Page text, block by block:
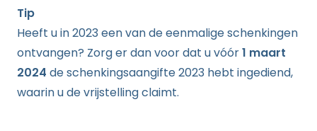
Tip
Heeft u in 2023 een van de eenmalige schenkingen
ontvangen? Zorg er dan voor dat u vóór1 maart
2024 de schenkingsaangifte 2023 hebt ingediend,
waarin u de vrijstelling claimt.